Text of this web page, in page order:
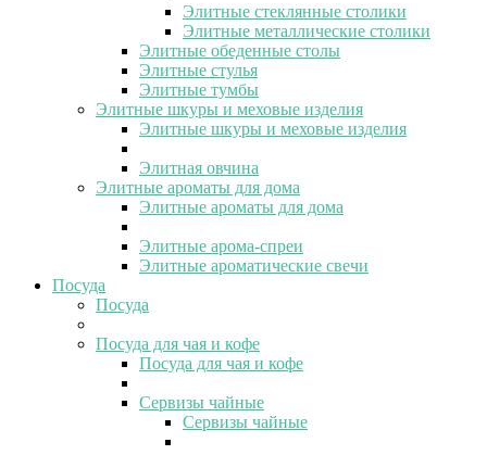
Элитные стеклянные столики
Элитные металлические столики
Элитные обеденные столы
Элитные стулья
Элитные тумбы
Элитные шкуры и меховые изделия
Элитные шкуры и меховые изделия
Элитная овчина
Элитные ароматы для дома
Элитные ароматы для дома
Элитные арома-спреи
Элитные ароматические свечи
Посуда
Посуда
Посуда для чая и кофе
Посуда для чая и кофе
Сервизы чайные
Сервизы чайные